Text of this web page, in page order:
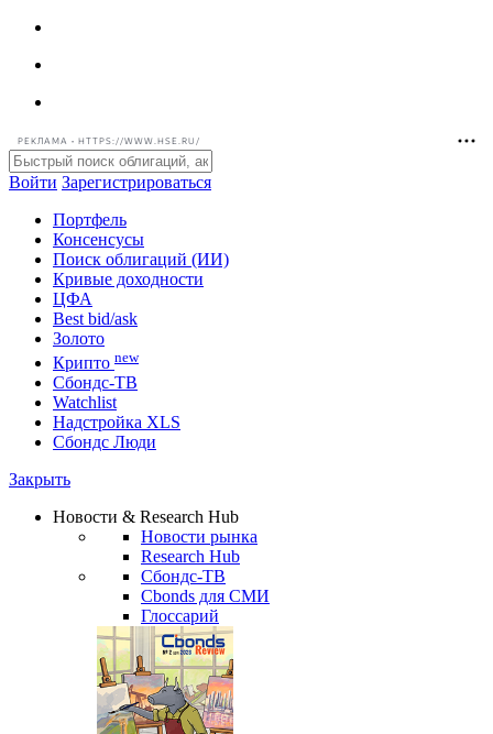
РЕКЛАМА • HTTPS://WWW.HSE.RU/
Войти Зарегистрироваться
Портфель
Консенсусы
Поиск облигаций (ИИ)
Кривые доходности
ЦФА
Best bid/ask
Золото
Крипто new
Watchlist
Сбондс Люди
Новости & Research Hub
Новости рынка
Research Hub
Сбондс-ТВ
Cbonds для СМИ
Глоссарий